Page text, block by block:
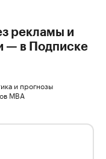
рекламы и
— в Подписке
и прогнозы
MBA